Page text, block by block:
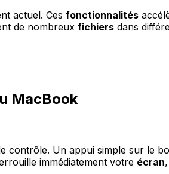
actuel. Ces fonctionnalités
de nombreux fichiers dans
MacBook
contrôle. Un appui simple sur le
immédiatement votre écran